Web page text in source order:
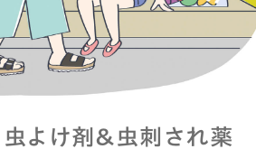
虫よけ剤＆虫刺され薬